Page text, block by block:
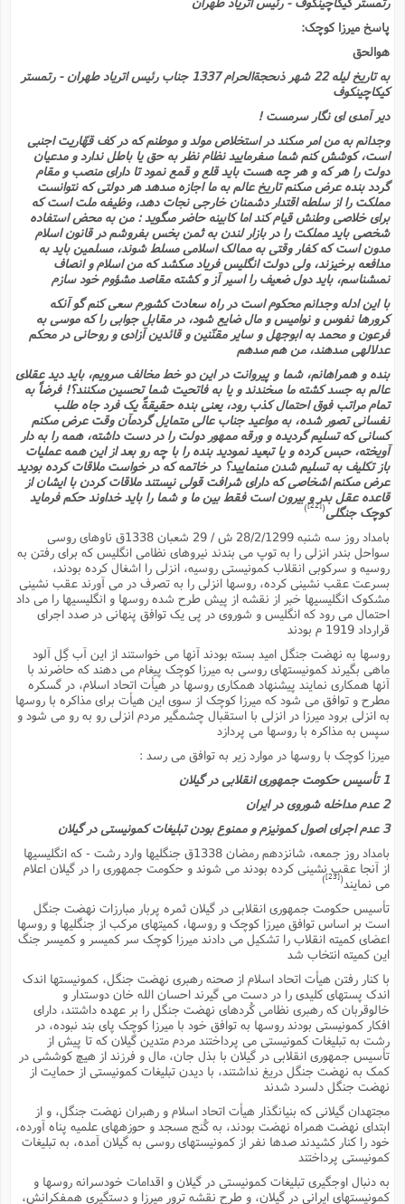
پاسخ میرزا کوچک:
هوالحق
به تاریخ لیله 22 شهر ذىحجةالحرام 1337 جناب رئیس اتریاد طهران - رتمستر
کیکاچینکوف
دیر آمدى اى نگار سرمست !
وجدانم به من امر مىکند در استخلاص مولد و موطنم که در کف قهّاریت اجنبى
است، کوشش کنم شما مىفرمایید نظام نظر به حق یا باطل ندارد و مدعیان
دولت را هر که و هر چه هست باید قلع و قمع نمود تا داراى منصب و مقام
گردد بنده عرض مىکنم تاریخ عالم به ما اجازه مىدهد هر دولتى که نتوانست
مملکت را از سلطه اقتدار دشمنان خارجى نجات دهد، وظیفه ملت است که
براى خلاصى وطنش قیام کند اما کابینه حاضر مىگوید : من به محض استفاده
شخصى باید مملکت را در بازار لندن به ثمن بخس بفروشم در قانون اسلام
مدون است که کفار وقتى به ممالک اسلامى مسلط شوند، مسلمین باید به
مدافعه برخیزند، ولى دولت انگلیس فریاد مىکشد که من اسلام و انصاف
نمىشناسم، باید دول ضعیف را اسیر آز و کشته مقاصد مشؤوم خود سازم
با این ادله وجدانم محکوم است در راه سعادت کشورم سعى کنم گو آنکه
کرورها نفوس و نوامیس و مال ضایع شود، در مقابل جوابى را که موسى به
فرعون و محمد به ابوجهل و سایر مقنّنین و قائدین آزادى و روحانى در محکم
عدلالهى مىدهند، من هم مىدهم
بنده و همراهانم، شما و پیروانت در این دو خط مخالف مىرویم، باید دید عقلاى
عالم به جسد کشته ما مىخندند و یا به فاتحیت شما تحسین مىکنند؟! فرضاً به
تمام مراتب فوق احتمال کذب رود، یعنى بنده حقیقةً یک فرد جاه طلب
نفسانى تصور شده، به مواعید جناب عالى متمایل گردمآن وقت عرض مىکنم
کسانى که تسلیم گردیده و ورقه ممهور دولت را در دست داشته، همه را به دار
آویخته، حبس کرده و یا تبعید نمودید بنده را با چه رو بعد از این همه عملیات
باز تکلیف به تسلیم شدن مىنمایید؟ در خاتمه که در خواست ملاقات کرده بودید
عرض مىکنم اشخاصى که داراى شرافت قولى نیستند ملاقات کردن با ایشان از
قاعده عقل بدر و بیرون است فقط بین ما و شما را باید خداوند حکم فرماید
کوچک جنگلى(
[22]
)
بامداد روز سه شنبه 28/2/1299 ش / 29 شعبان 1338ق ناوهاى روسى
سواحل بندر انزلى را به توپ مى بندند نیروهاى نظامى انگلیس که براى رفتن به
روسیه و سرکوبى انقلاب کمونیستى روسیه، انزلى را اشغال کرده بودند،
بسرعت عقب نشینى کرده، روسها انزلى را به تصرف در مى آورند عقب نشینى
مشکوک انگلیسیها خبر از نقشه از پیش طرح شده روسها و انگلیسیها را مى داد
احتمال مى رود که انگلیس و شوروى در پى یک توافق پنهانى در صدد اجراى
قرارداد 1919 م بودند
روسها به نهضت جنگل امید بسته بودند آنها مى خواستند از این آب گِل آلود
ماهى بگیرند کمونیستهاى روسى به میرزا کوچک پیغام مى دهند که حاضرند با
آنها همکارى نمایند پیشنهاد همکارى روسها در هیأت اتحاد اسلام، در گسکره
مطرح و توافق مى شود که میرزا کوچک از سوى این هیأت براى مذاکره با روسها
به انزلى برود میرزا در انزلى با استقبال چشمگیر مردم انزلى رو به رو مى شود و
سپس به مذاکره با روسها مى پردازد
میرزا کوچک با روسها در موارد زیر به توافق مى رسد :
1 تأسیس حکومت جمهورى انقلابى در گیلان
2 عدم مداخله شوروى در ایران
3 عدم اجراى اصول کمونیزم و ممنوع بودن تبلیغات کمونیستى در گیلان
بامداد روز جمعه، شانزدهم رمضان 1338ق جنگلیها وارد رشت - که انگلیسیها
از آنجا عقب نشینى کرده بودند مى شوند و حکومت جمهورى را در گیلان اعلام
مى نمایند(
[23]
)
تأسیس حکومت جمهورى انقلابى در گیلان ثمره پربار مبارزات نهضت جنگل
است بر اساس توافق میرزا کوچک و روسها، کمیتهاى مرکب از جنگلیها و روسها
اعضاى کمیته انقلاب را تشکیل مى دادند میرزا کوچک سر کمیسر و کمیسر جنگ
این کمیته انتخاب شد
با کنار رفتن هیأت اتحاد اسلام از صحنه رهبرى نهضت جنگل، کمونیستها اندک
اندک پستهاى کلیدى را در دست مى گیرند احسان الله خان دوستدار و
خالوقربان که رهبرى نظامى کُردهاى نهضت جنگل را بر عهده داشتند، داراى
افکار کمونیستى بودند روسها به توافق خود با میرزا کوچک پاى بند نبوده، در
رشت به تبلیغات کمونیستى مى پرداختند مردم متدین گیلان که تا پیش از
تأسیس جمهورى انقلابى در گیلان با بذل جان، مال و فرزند از هیچ کوششى در
کمک به نهضت جنگل دریغ نداشتند، با دیدن تبلیغات کمونیستى از حمایت از
نهضت جنگل دلسرد شدند
مجتهدان گیلانى که بنیانگذار هیأت اتحاد اسلام و رهبران نهضت جنگل، و از
ابتداى نهضت همراه نهضت بودند، به کُنج مسجد و حوزههاى علمیه پناه آورده،
خود را کنار کشیدند صدها نفر از کمونیستهاى روسى به گیلان آمده، به تبلیغات
کمونیستى پرداختند
به دنبال اوجگیرى تبلیغات کمونیستى در گیلان و اقدامات خودسرانه روسها و
کمونیستهاى ایرانى در گیلان، و طرح نقشه ترور میرزا و دستگیرى همفکرانش،